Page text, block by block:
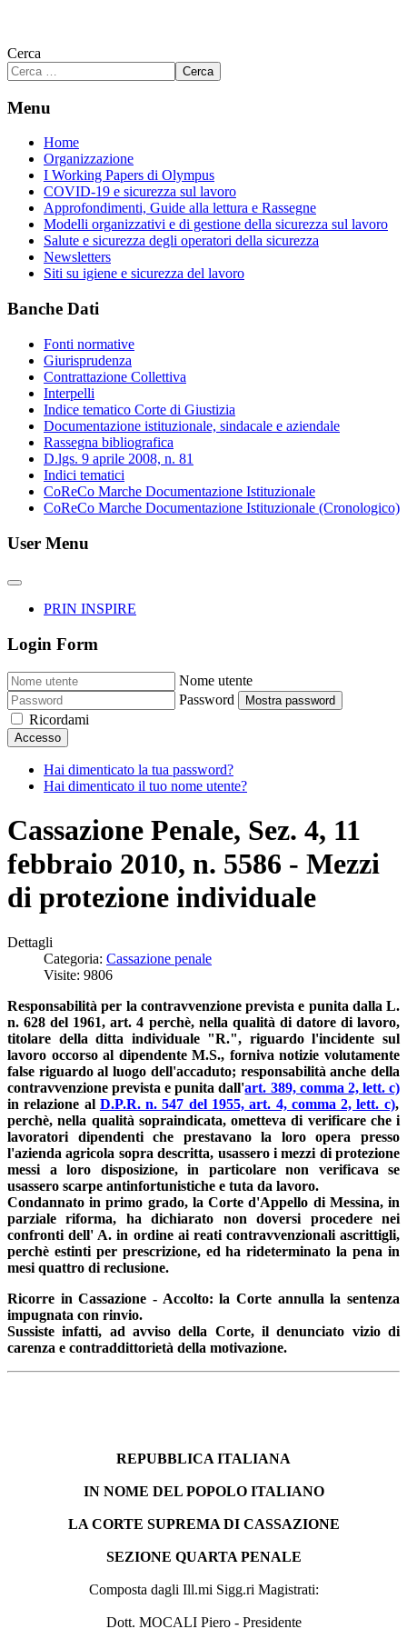
Cerca
Cerca
Menu
Home
Organizzazione
I Working Papers di Olympus
COVID-19 e sicurezza sul lavoro
Approfondimenti, Guide alla lettura e Rassegne
Modelli organizzativi e di gestione della sicurezza sul lavoro
Salute e sicurezza degli operatori della sicurezza
Newsletters
Siti su igiene e sicurezza del lavoro
Banche Dati
Fonti normative
Giurisprudenza
Contrattazione Collettiva
Interpelli
Indice tematico Corte di Giustizia
Documentazione istituzionale, sindacale e aziendale
Rassegna bibliografica
D.lgs. 9 aprile 2008, n. 81
Indici tematici
CoReCo Marche Documentazione Istituzionale
CoReCo Marche Documentazione Istituzionale (Cronologico)
User Menu
PRIN INSPIRE
Login Form
Nome utente
Password
Mostra password
Ricordami
Accesso
Hai dimenticato la tua password?
Hai dimenticato il tuo nome utente?
Cassazione Penale, Sez. 4, 11
febbraio 2010, n. 5586 - Mezzi
di protezione individuale
Dettagli
Categoria: Cassazione penale
Visite: 9806
Responsabilità per la contravvenzione prevista e punita dalla L.
n. 628 del 1961, art. 4 perchè, nella qualità di datore di lavoro,
titolare della ditta individuale "R.", riguardo l'incidente sul
lavoro occorso al dipendente M.S., forniva notizie volutamente
false riguardo al luogo dell'accaduto; responsabilità anche della
contravvenzione prevista e punita dall'art. 389, comma 2, lett. c)
in relazione al D.P.R. n. 547 del 1955, art. 4, comma 2, lett. c),
perchè, nella qualità sopraindicata, ometteva di verificare che i
lavoratori dipendenti che prestavano la loro opera presso
l'azienda agricola sopra descritta, usassero i mezzi di protezione
messi a loro disposizione, in particolare non verificava se
usassero scarpe antinfortunistiche e tuta da lavoro.
Condannato in primo grado, la Corte d'Appello di Messina, in
parziale riforma, ha dichiarato non doversi procedere nei
confronti dell' A. in ordine ai reati contravvenzionali ascrittigli,
perchè estinti per prescrizione, ed ha rideterminato la pena in
mesi quattro di reclusione.
Ricorre in Cassazione - Accolto: la Corte annulla la sentenza
impugnata con rinvio.
Sussiste infatti, ad avviso della Corte, il denunciato vizio di
carenza e contraddittorietà della motivazione.
REPUBBLICA ITALIANA
IN NOME DEL POPOLO ITALIANO
LA CORTE SUPREMA DI CASSAZIONE
SEZIONE QUARTA PENALE
Composta dagli Ill.mi Sigg.ri Magistrati:
Dott. MOCALI Piero - Presidente